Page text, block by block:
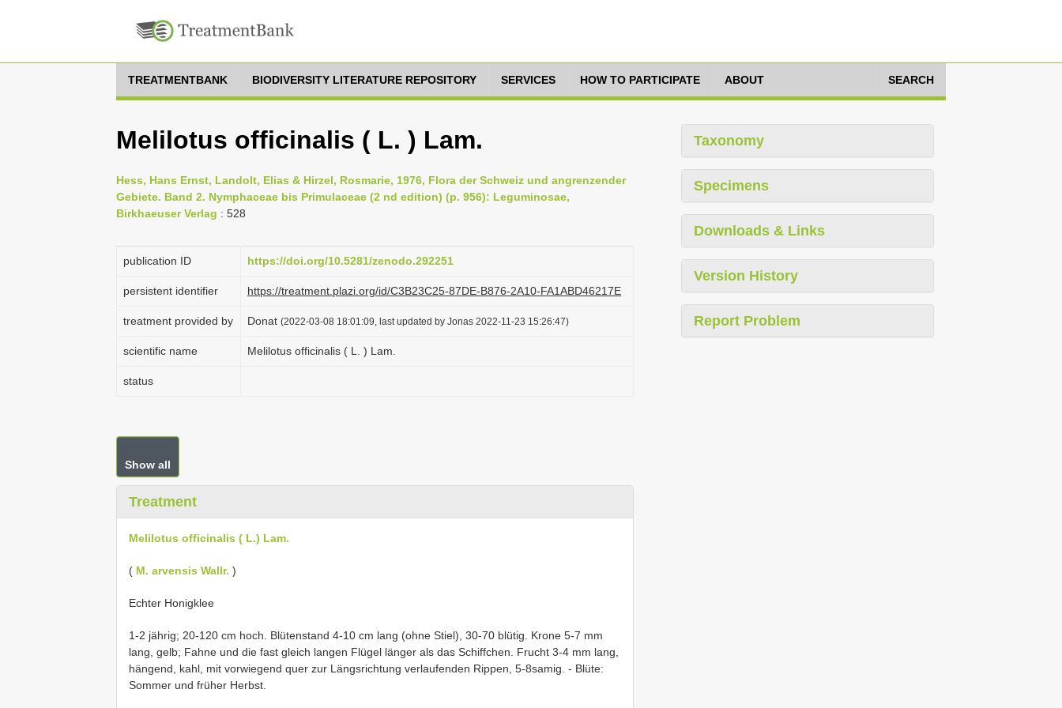
TREATMENTBANK BIODIVERSITY LITERATURE REPOSITORY SERVICES HOW TO PARTICIPATE ABOUT SEARCH
Melilotus officinalis ( L. ) Lam.
Hess, Hans Ernst, Landolt, Elias & Hirzel, Rosmarie, 1976, Flora der Schweiz und angrenzender
Gebiete. Band 2. Nymphaceae bis Primulaceae (2 nd edition) (p. 956): Leguminosae,
Birkhaeuser Verlag : 528
publication ID https://doi.org/10.5281/zenodo.292251
persistent identifier https://treatment.plazi.org/id/C3B23C25-87DE-B876-2A10-FA1ABD46217E
treatment provided by Donat (2022-03-08 18:01:09, last updated by Jonas 2022-11-23 15:26:47)
scientific name Melilotus officinalis ( L. ) Lam.
status
Show all
Treatment
Melilotus officinalis ( L.) Lam.
( M. arvensis Wallr. )
Echter Honigklee
1-2 jährig; 20-120 cm hoch. Blütenstand 4-10 cm lang (ohne Stiel), 30-70 blütig. Krone 5-7 mm
lang, gelb; Fahne und die fast gleich langen Flügel länger als das Schiffchen. Frucht 3-4 mm lang,
hängend, kahl, mit vorwiegend quer zur Längsrichtung verlaufenden Rippen, 5-8samig. - Blüte:
Sommer und früher Herbst.
Taxonomy
Specimens
Downloads & Links
Version History
Report Problem